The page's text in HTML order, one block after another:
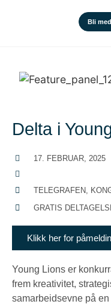
Bli
Delta i
17. FEBRUAR, 2025
TELEGRAFEN,
GRATIS
Klikk her for
Young Lions er
frem kreativitet,
samarbeidsevne på